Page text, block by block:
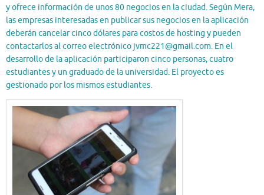
y ofrece información de unos 80 negocios en la ciudad. Según Mera,
las empresas interesadas en publicar sus negocios en la aplicación
deberán cancelar cinco dólares para costos de hosting y pueden
contactarlos al correo electrónico jvmc221@gmail.com. En el
desarrollo de la aplicación participaron cinco personas, cuatro
estudiantes y un graduado de la universidad. El proyecto es
gestionado por los mismos estudiantes.